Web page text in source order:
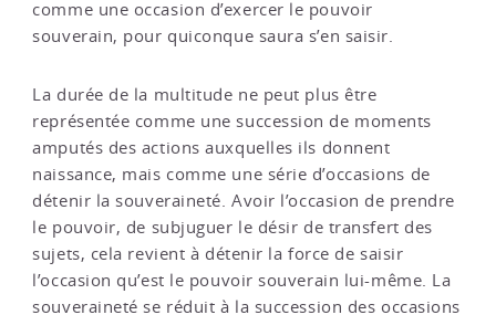
comme une occasion d’exercer le pouvoir
souverain, pour quiconque saura s’en saisir.
La durée de la multitude ne peut plus être
représentée comme une succession de moments
amputés des actions auxquelles ils donnent
naissance, mais comme une série d’occasions de
détenir la souveraineté. Avoir l’occasion de prendre
le pouvoir, de subjuguer le désir de transfert des
sujets, cela revient à détenir la force de saisir
l’occasion qu’est le pouvoir souverain lui-même. La
souveraineté se réduit à la succession des occasions